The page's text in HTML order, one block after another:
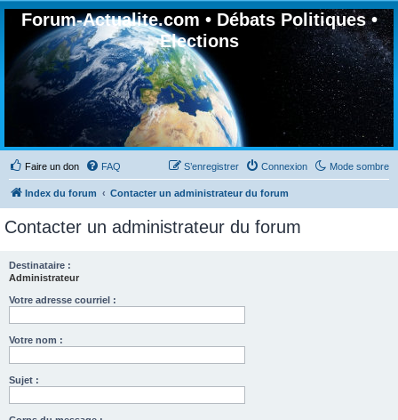
Forum-Actualite.com • Débats Politiques •
Elections
Faire un don Mode sombre
FAQ Connexion
S’enregistrer
Index du forum Contacter un administrateur du forum
Contacter un administrateur du forum
Destinataire :
Administrateur
Votre adresse courriel :
Votre nom :
Sujet :